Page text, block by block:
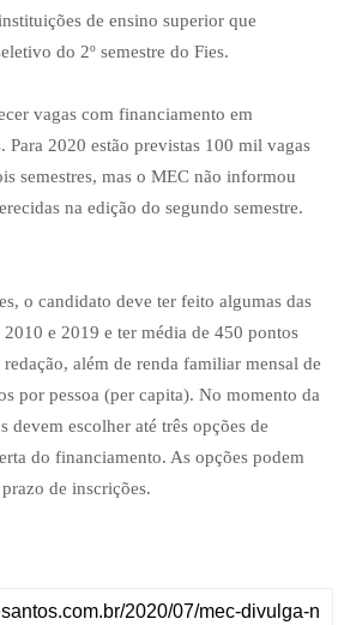
de ensino superior que
do 2º semestre do Fies.
vagas com financiamento em
Para 2020 estão previstas 100 mil vagas
semestres, mas o MEC não informou
na edição do segundo semestre.
o candidato deve ter feito algumas das
e 2019 e ter média de 450 pontos
além de renda familiar mensal de
por pessoa (per capita). No momento da
devem escolher até três opções de
do financiamento. As opções podem
de inscrições.